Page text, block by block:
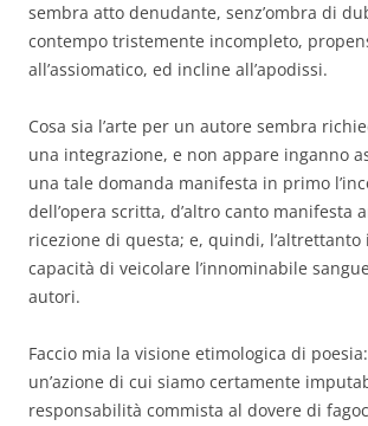
sembra atto denudante, senz’ombra di
contempo tristemente incompleto,
all’assiomatico, ed incline all’apodissi.
Cosa sia l’arte per un autore sembra
una integrazione, e non appare inganno
una tale domanda manifesta in primo
dell’opera scritta, d’altro canto manifesta
ricezione di questa; e, quindi,
capacità di veicolare l’innominabile
autori.
Faccio mia la visione etimologica di
un’azione di cui siamo certamente
responsabilità commista al dovere di